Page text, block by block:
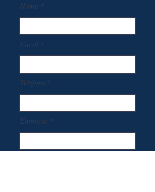
Nome
Email
Telefone
Empresa